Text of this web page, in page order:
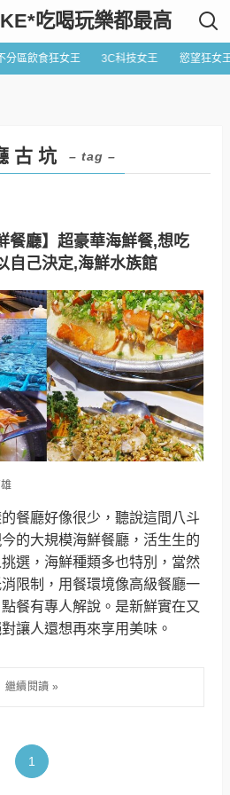
吃喝玩樂都最高
分區飲食狂女王 3C科技女王 慾望狂女
古 坑 – tag –
餐廳】超豪華海鮮餐,想吃
自己決定,海鮮水族館
餐廳好像很少，聽說這間八斗
的大規模海鮮餐廳，活生生的
選，海鮮種類多也特別，當然
限制，用餐環境像高級餐廳一
餐有專人解說。是新鮮實在又
讓人還想再來享用美味。
1